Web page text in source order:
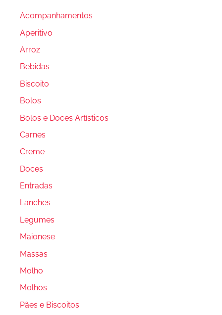
Acompanhamentos
Aperitivo
Arroz
Bebidas
Biscoito
Bolos
Bolos e Doces Artísticos
Carnes
Creme
Doces
Entradas
Lanches
Legumes
Maionese
Massas
Molho
Molhos
Pães e Biscoitos